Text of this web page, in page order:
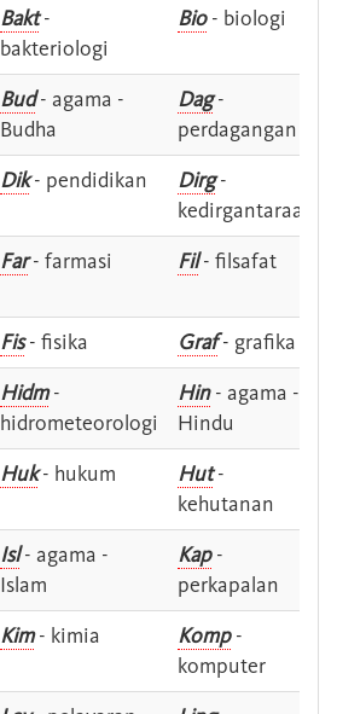
Bakt-
bakteriologi
Bio- biologi
Bud- agama -
Budha
Dag-
perdagangan
Dik- pendidikan Dirg-
kedirgantaraan
Far- farmasi Fil- filsafat
Fis- fisika Graf- grafika
Hidm-
hidrometeorologi
Hin- agama -
Hindu
Huk- hukum Hut-
kehutanan
Isl- agama -
Islam
Kap-
perkapalan
Kim- kimia Komp-
komputer